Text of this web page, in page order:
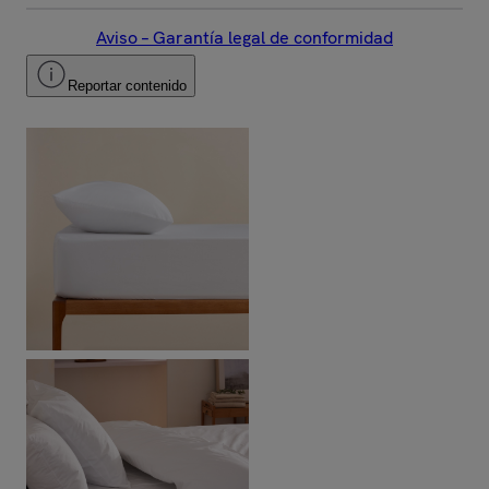
Aviso – Garantía legal de conformidad
Reportar contenido